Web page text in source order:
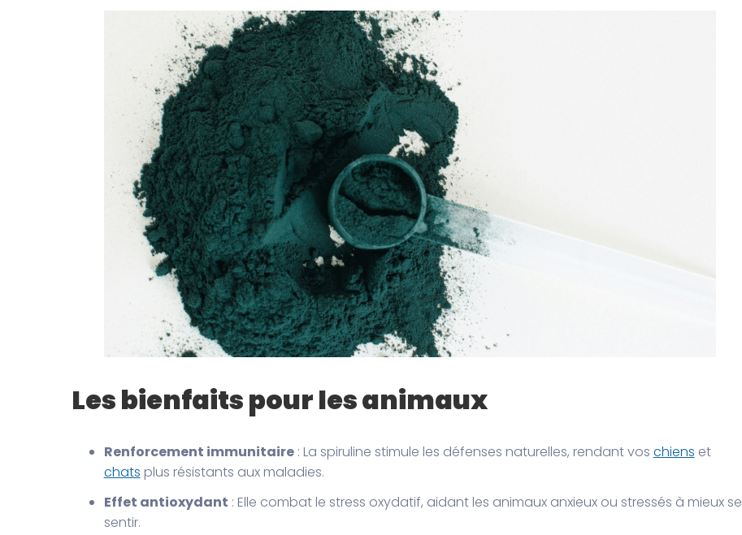
Les bienfaits pour les animaux
Renforcement immunitaire: La spiruline stimule les défenses naturelles, rendant vos chiens et
chats plus résistants aux maladies.
Effet antioxydant : Elle combat le stress oxydatif, aidant les animaux anxieux ou stressés à mieux se
sentir.